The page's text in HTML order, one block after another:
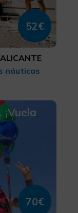
52€
náuticas
70€